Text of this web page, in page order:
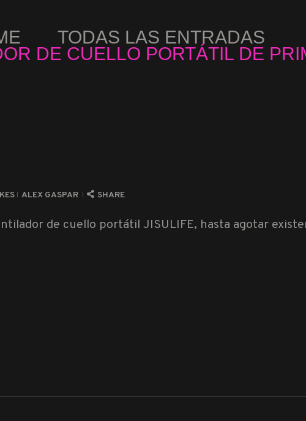
TODAS LAS ENTRADAS
DE CUELLO PORTÁTIL DE
ALEX GASPAR SHARE
de cuello portátil JISULIFE, hasta agotar